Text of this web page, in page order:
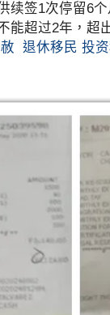
签1次停留6
超过2年，超
赦退休移民 投